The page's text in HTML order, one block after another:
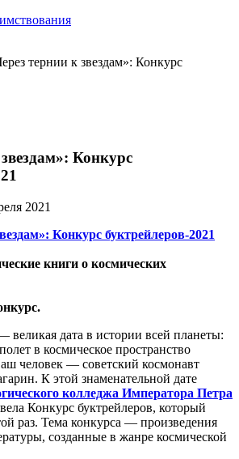
тернии к звездам»: Конкурс
Конкурс
2021
книги о космических
великая дата в истории всей планеты:
в космическое пространство
человек — советский космонавт
К этой знаменательной дате
колледжа Императора Петра
Конкурс буктрейлеров, который
раз. Тема конкурса — произведения
созданные в жанре космической